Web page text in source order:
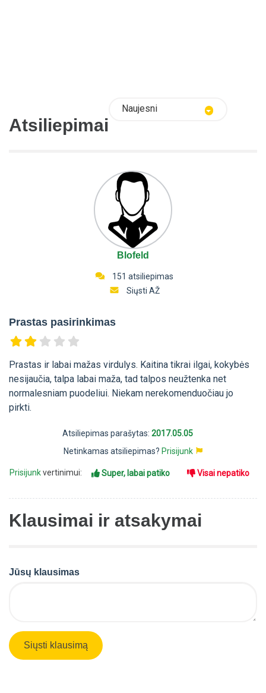
Atsiliepimai
Naujesni
Blofeld
151 atsiliepimas
Siųsti AŽ
Prastas pasirinkimas
Prastas ir labai mažas virdulys. Kaitina tikrai ilgai, kokybės
nesijaučia, talpa labai maža, tad talpos neužtenka net
normalesniam puodeliui. Niekam nerekomenduočiau jo
pirkti.
Atsiliepimas parašytas: 2017.05.05
Netinkamas atsiliepimas? Prisijunk
Prisijunkvertinimui: Super, labai patiko Visai nepatiko
Klausimai ir atsakymai
Jūsų klausimas